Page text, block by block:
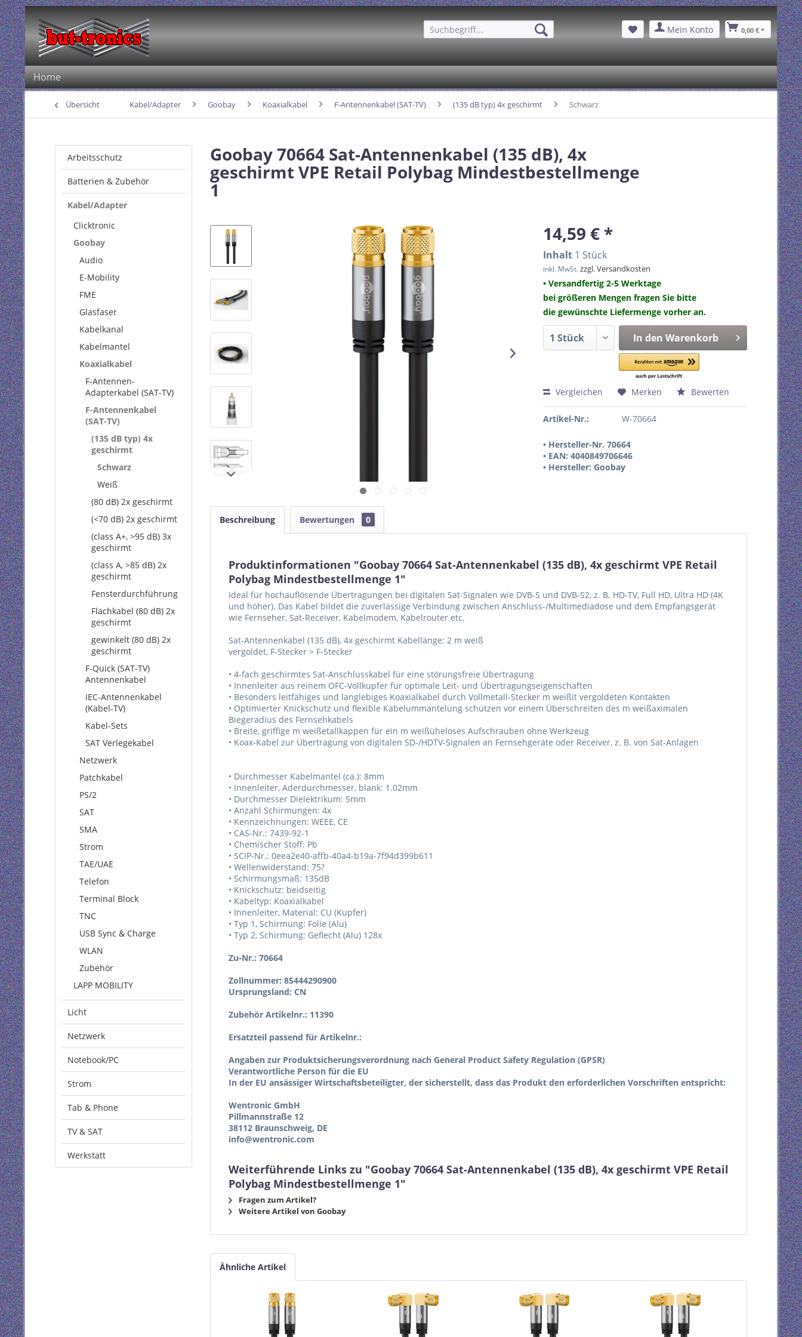
Mein Konto 0,00 € *
Home
Übersicht Kabel/Adapter Goobay Koaxialkabel F-Antennenkabel (SAT-TV) (135 dB typ) 4x geschirmt Schwarz
Arbeitsschutz
Batterien & Zubehör
Kabel/Adapter
Clicktronic
Goobay
Audio
E-Mobility
FME
Glasfaser
Kabelkanal
Kabelmantel
Koaxialkabel
F-Antennen-
Adapterkabel (SAT-TV)
F-Antennenkabel
(SAT-TV)
(135 dB typ) 4x
geschirmt
Schwarz
Weiß
(80 dB) 2x geschirmt
(<70 dB) 2x geschirmt
(class A+, >95 dB) 3x
geschirmt
(class A, >85 dB) 2x
geschirmt
Fensterdurchführung
Flachkabel (80 dB) 2x
geschirmt
gewinkelt (80 dB) 2x
geschirmt
F-Quick (SAT-TV)
Antennenkabel
IEC-Antennenkabel
(Kabel-TV)
Kabel-Sets
SAT Verlegekabel
Netzwerk
Patchkabel
PS/2
SAT
SMA
Strom
TAE/UAE
Telefon
Terminal Block
TNC
USB Sync & Charge
WLAN
Zubehör
LAPP MOBILITY
Licht
Netzwerk
Notebook/PC
Strom
Tab & Phone
TV & SAT
Werkstatt
Goobay 70664 Sat-Antennenkabel (135 dB), 4x
geschirmt VPE Retail Polybag Mindestbestellmenge
1
14,59 € *
Inhalt 1 Stück
inkl. MwSt.zzgl. Versandkosten
• Versandfertig 2-5 Werktage
bei größeren Mengen fragen Sie bitte
die gewünschte Liefermenge vorher an.
In den Warenkorb
Vergleichen Merken Bewerten
Artikel-Nr.: W-70664
• Hersteller-Nr. 70664
• EAN: 4040849706646
• Hersteller: Goobay
Beschreibung Bewertungen 0
Produktinformationen "Goobay 70664 Sat-Antennenkabel (135 dB), 4x geschirmt VPE Retail
Polybag Mindestbestellmenge 1"
Ideal für hochauflösende Übertragungen bei digitalen Sat-Signalen wie DVB-S und DVB-S2, z. B. HD-TV, Full HD, Ultra HD (4K
und höher). Das Kabel bildet die zuverlässige Verbindung zwischen Anschluss-/Multimediadose und dem Empfangsgerät
wie Fernseher, Sat-Receiver, Kabelmodem, Kabelrouter etc.
Sat-Antennenkabel (135 dB), 4x geschirmt Kabellänge: 2 m weiß
vergoldet, F-Stecker > F-Stecker
• 4-fach geschirmtes Sat-Anschlusskabel für eine störungsfreie Übertragung
• Innenleiter aus reinem OFC-Vollkupfer für optimale Leit- und Übertragungseigenschaften
• Besonders leitfähiges und langlebiges Koaxialkabel durch Vollmetall-Stecker m weißit vergoldeten Kontakten
• Optimierter Knickschutz und flexible Kabelummantelung schützen vor einem Überschreiten des m weißaximalen
Biegeradius des Fernsehkabels
• Breite, griffige m weißetallkappen für ein m weißüheloses Aufschrauben ohne Werkzeug
• Koax-Kabel zur Übertragung von digitalen SD-/HDTV-Signalen an Fernsehgeräte oder Receiver, z. B. von Sat-Anlagen
• Durchmesser Kabelmantel (ca.): 8mm
• Innenleiter, Aderdurchmesser, blank: 1.02mm
• Durchmesser Dielektrikum: 5mm
• Anzahl Schirmungen: 4x
• Kennzeichnungen: WEEE, CE
• CAS-Nr.: 7439-92-1
• Chemischer Stoff: Pb
• SCIP-Nr.: 0eea2e40-affb-40a4-b19a-7f94d399b611
• Wellenwiderstand: 75?
• Schirmungsmaß: 135dB
• Knickschutz: beidseitig
• Kabeltyp: Koaxialkabel
• Innenleiter, Material: CU (Kupfer)
• Typ 1, Schirmung: Folie (Alu)
• Typ 2, Schirmung: Geflecht (Alu) 128x
Zu-Nr.: 70664
Zollnummer: 85444290900
Ursprungsland: CN
Zubehör Artikelnr.: 11390
Ersatzteil passend für Artikelnr.:
Angaben zur Produktsicherungsverordnung nach General Product Safety Regulation (GPSR)
Verantwortliche Person für die EU
In der EU ansässiger Wirtschaftsbeteiligter, der sicherstellt, dass das Produkt den erforderlichen Vorschriften entspricht:
Wentronic GmbH
Pillmannstraße 12
38112 Braunschweig, DE
info@wentronic.com
Weiterführende Links zu "Goobay 70664 Sat-Antennenkabel (135 dB), 4x geschirmt VPE Retail
Polybag Mindestbestellmenge 1"
Fragen zum Artikel?
Weitere Artikel von Goobay
Ähnliche Artikel